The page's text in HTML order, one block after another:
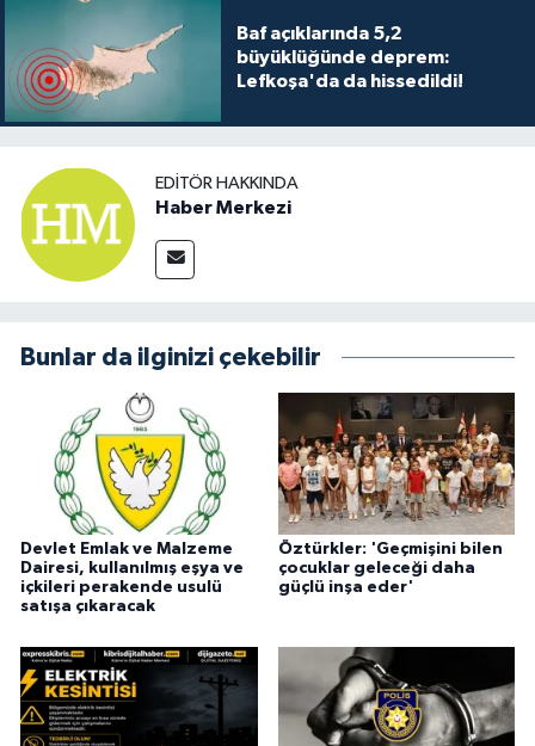
Baf açıklarında 5,2
büyüklüğünde deprem:
Lefkoşa'da da hissedildi!
EDITÖR HAKKINDA
Haber Merkezi
Bunlar da ilginizi çekebilir
Devlet Emlak ve Malzeme
Dairesi, kullanılmış eşya ve
içkileri perakende usulü
satışa çıkaracak
Öztürkler: 'Geçmişini bilen
çocuklar geleceği daha
güçlü inşa eder'